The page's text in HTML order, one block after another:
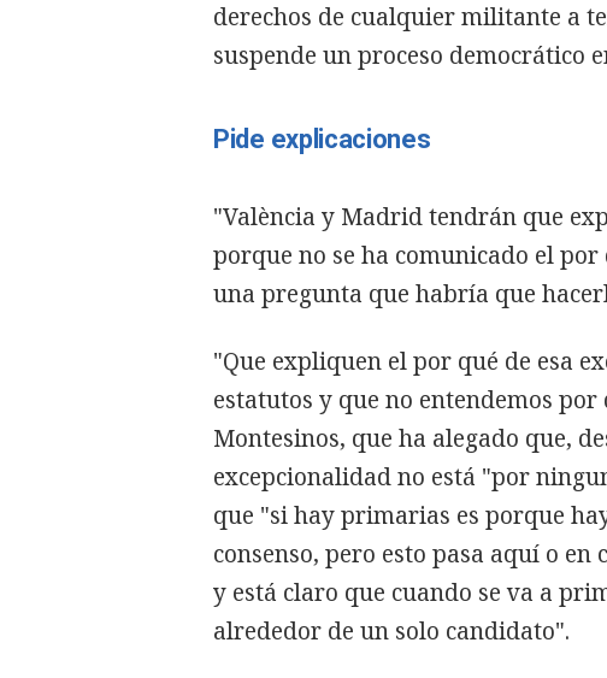
derechos de cualquier militante a
suspende un proceso democrático
Pide explicaciones
"València y Madrid tendrán que
porque no se ha comunicado el
una pregunta que habría que
"Que expliquen el por qué de esa
estatutos y que no entendemos
Montesinos, que ha alegado que,
excepcionalidad no está "por
que "si hay primarias es porque
consenso, pero esto pasa aquí o
y está claro que cuando se va a
alrededor de un solo candidato".